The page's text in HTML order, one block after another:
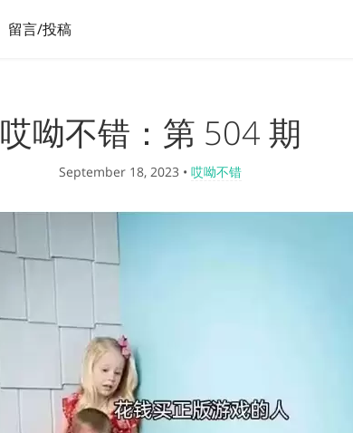
留言/投稿
哎呦不错：第 504 期
September 18, 2023 • 哎呦不错